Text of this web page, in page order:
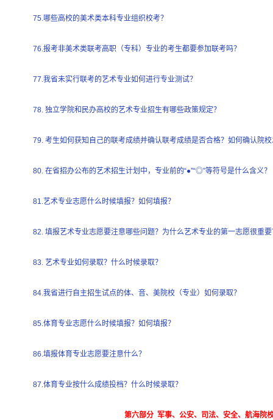
75.哪些高校的美术类本科专业组织校考？
76.报考非美术类联考高职（专科）专业的考生都要参加联考吗？
77.我省未实行联考的艺术专业如何进行专业测试？
78. 独立学院和民办高校的艺术专业招生有哪些政策规定？
79. 考生如何获知自己的联考成绩并确认联考成绩是否合格？如何确认院
80. 在省招办公布的艺术招生计划中，专业前的“●”“◎”等符号是什么含义？
81.艺术专业志愿什么时候填报？如何填报？
82. 填报艺术专业志愿要注意哪些问题？为什么艺术专业的第一志愿很重
83. 艺术专业如何录取？什么时候录取？
84.我省进行自主招生试点的体、音、美院校（专业）如何录取？
85.体育专业志愿什么时候填报？如何填报？
86.填报体育专业志愿要注意什么？
87.体育专业按什么成绩投档？什么时候录取？
第六部分 军事、公安、司法、安全、航海院